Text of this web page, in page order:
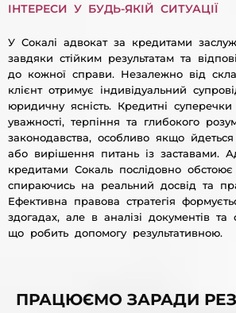
ІНТЕРЕСИ У БУДЬ-ЯКІЙ СИТУАЦІЇ
У Сокалі адвокат за кредитами
завдяки стійким результатам та
до кожної справи. Незалежно від
клієнт отримує індивідуальний
юридичну ясність. Кредитні
уважності, терпіння та глибокого
законодавства, особливо якщо
або вирішення питань із заставами.
кредитами Сокаль послідовно обстоює
спираючись на реальний досвід та
Ефективна правова стратегія
здогадах, але в аналізі документів та
що робить допомогу результативною.
ПРАЦЮЄМО ЗАРАДИ